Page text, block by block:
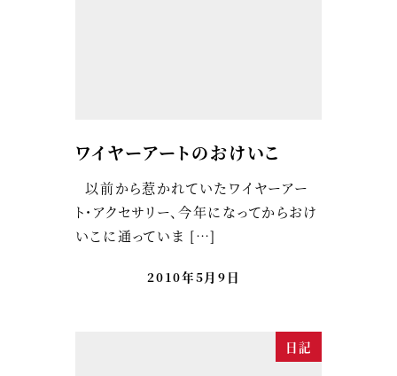
ワイヤーアートのおけいこ
以前から惹かれていたワイヤーアー
ト・アクセサリー、今年になってからおけ
いこに通っていま […]
2010年5月9日
日記